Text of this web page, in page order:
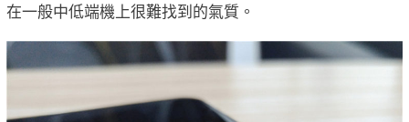
在一般中低端機上很難找到的氣質。